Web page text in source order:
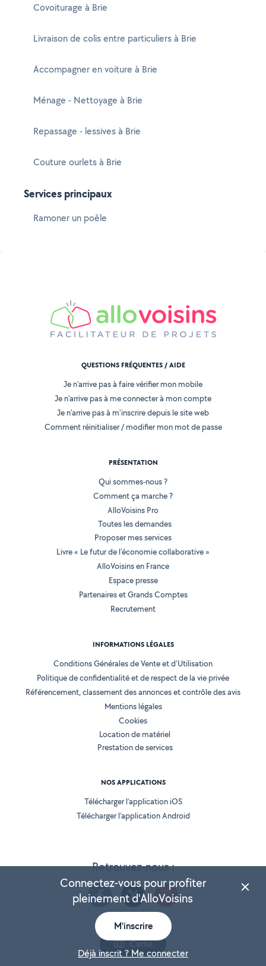
Covoiturage à Brie
Livraison de colis entre particuliers à Brie
Accompagner en voiture à Brie
Ménage - Nettoyage à Brie
Repassage - lessives à Brie
Couture ourlets à Brie
Services principaux
Ramoner un poêle
Carte
Retrouvez-nous :
QUESTIONS FRÉQUENTES / AIDE
Je n'arrive pas à faire vérifier mon mobile
Je n'arrive pas à me connecter à mon compte
Je n'arrive pas à m'inscrire depuis le site web
Comment réinitialiser / modifier mon mot de passe
PRÉSENTATION
Qui sommes-nous ?
Comment ça marche ?
AlloVoisins Pro
Toutes les demandes
Proposer mes services
Livre « Le futur de l'économie collaborative »
AlloVoisins en France
Espace presse
Partenaires et Grands Comptes
Recrutement
INFORMATIONS LÉGALES
Conditions Générales de Vente et d'Utilisation
Politique de confidentialité et de respect de la vie privée
Référencement, classement des annonces et contrôle des avis
Mentions légales
Cookies
Location de matériel
Prestation de services
NOS APPLICATIONS
Télécharger l’application iOS
Télécharger l’application Android
Connectez-vous pour profiter
pleinement d'AlloVoisins
M'inscrire
Déjà inscrit ? Me connecter